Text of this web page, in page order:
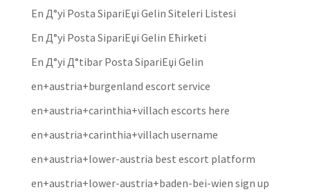
En Д°yi Posta SipariЕџi Gelin Siteleri Listesi
En Д°yi Posta SipariЕџi Gelin Ећirketi
En Д°yi Д°tibar Posta SipariЕџi Gelin
en+austria+burgenland escort service
en+austria+carinthia+villach escorts here
en+austria+carinthia+villach username
en+austria+lower-austria best escort platform
en+austria+lower-austria+baden-bei-wien sign up